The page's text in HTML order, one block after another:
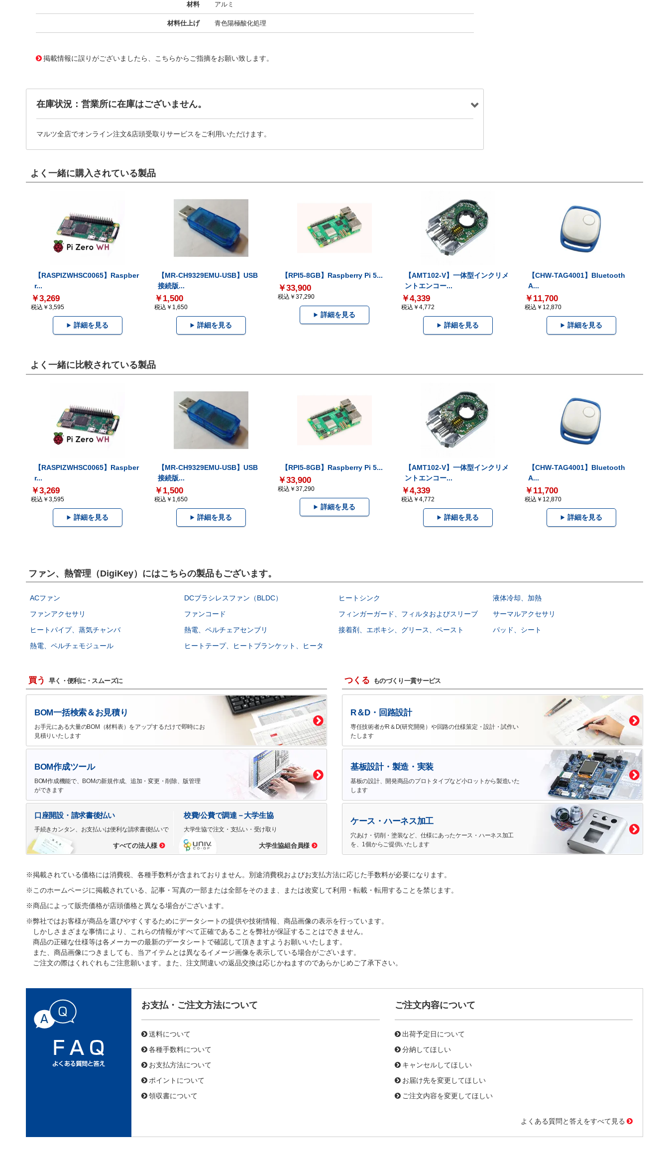
材料 アルミ
材料仕上げ 青色陽極酸化処理
掲載情報に誤りがございましたら、こちらからご指摘をお願い致します。
在庫状況：営業所に在庫はございません。
マルツ全店でオンライン注文&店頭受取りサービスをご利用いただけます。
よく一緒に購入されている製品
【RASPIZWHSC0065】Raspber
r...
￥3,269
税込￥3,595
詳細を見る
【MR-CH9329EMU-USB】USB
接続版...
￥1,500
税込￥1,650
詳細を見る
【RPI5-8GB】Raspberry Pi 5...
￥33,900
税込￥37,290
詳細を見る
【AMT102-V】一体型インクリメ
ントエンコー...
￥4,339
税込￥4,772
詳細を見る
【CHW-TAG4001】Bluetooth
A...
￥11,700
税込￥12,870
詳細を見る
よく一緒に比較されている製品
【RASPIZWHSC0065】Raspber
r...
￥3,269
税込￥3,595
詳細を見る
【MR-CH9329EMU-USB】USB
接続版...
￥1,500
税込￥1,650
詳細を見る
【RPI5-8GB】Raspberry Pi 5...
￥33,900
税込￥37,290
詳細を見る
【AMT102-V】一体型インクリメ
ントエンコー...
￥4,339
税込￥4,772
詳細を見る
【CHW-TAG4001】Bluetooth
A...
￥11,700
税込￥12,870
詳細を見る
ファン、熱管理（DigiKey）にはこちらの製品もございます。
ACファン DCブラシレスファン（BLDC） ヒートシンク
液体冷却、加熱
ファンアクセサリ
ファンコード フィンガーガード、フィルタおよびスリーブ
サーマルアクセサリ
ヒートパイプ、蒸気チャンバ
熱電、ペルチェアセンブリ 接着剤、エポキシ、グリース、ペースト
パッド、シート
熱電、ペルチェモジュール
ヒートテープ、ヒートブランケット、ヒータ
買う 早く・便利に・スムーズに
BOM一括検索＆お見積り
お手元にある大量のBOM（材料表）をアップするだけで即時にお
見積りいたします
BOM作成ツール
BOM作成機能で、BOMの新規作成、追加・変更・削除、版管理
ができます
口座開設・請求書後払い
手続きカンタン、お支払いは便利な請求書後払いで
すべての法人様
校費/公費で調達－大学生協
大学生協で注文・支払い・受け取り
大学生協組合員様
つくる ものづくり一貫サービス
R＆D・回路設計
専任技術者がR＆D(研究開発）や回路の仕様策定・設計・試作い
たします
基板設計・製造・実装
基板の設計、開発商品のプロトタイプなど小ロットから製造いた
します
ケース・ハーネス加工
穴あけ・切削・塗装など、仕様にあったケース・ハーネス加工
を、1個からご提供いたします
※掲載されている価格には消費税、各種手数料が含まれておりません。別途消費税およびお支払方法に応じた手数料が必要になります。
※このホームページに掲載されている、記事・写真の一部または全部をそのまま、または改変して利用・転載・転用することを禁じます。
※商品によって販売価格が店頭価格と異なる場合がございます。
※弊社ではお客様が商品を選びやすくするためにデータシートの提供や技術情報、商品画像の表示を行っています。
しかしさまざまな事情により、これらの情報がすべて正確であることを弊社が保証することはできません。
商品の正確な仕様等は各メーカーの最新のデータシートで確認して頂きますようお願いいたします。
また、商品画像につきましても、当アイテムとは異なるイメージ画像を表示している場合がございます。
ご注文の際はくれぐれもご注意願います。また、注文間違いの返品交換は応じかねますのであらかじめご了承下さい。
お支払・ご注文方法について
送料について
各種手数料について
お支払方法について
ポイントについて
領収書について
ご注文内容について
出荷予定日について
分納してほしい
キャンセルしてほしい
お届け先を変更してほしい
ご注文内容を変更してほしい
よくある質問と答えをすべて見る